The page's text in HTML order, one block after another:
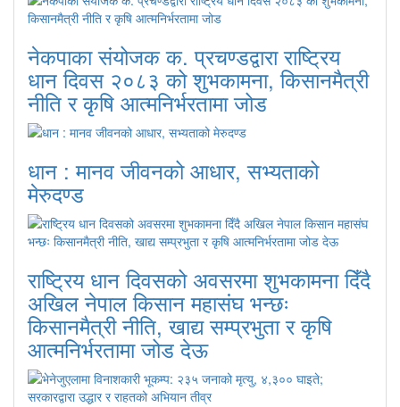
नेकपाका संयोजक क. प्रचण्डद्वारा राष्ट्रिय
धान दिवस २०८३ को शुभकामना, किसानमैत्री
नीति र कृषि आत्मनिर्भरतामा जोड
धान : मानव जीवनको आधार, सभ्यताको
मेरुदण्ड
राष्ट्रिय धान दिवसको अवसरमा शुभकामना दिँदै
अखिल नेपाल किसान महासंघ भन्छः
किसानमैत्री नीति, खाद्य सम्प्रभुता र कृषि
आत्मनिर्भरतामा जोड देऊ